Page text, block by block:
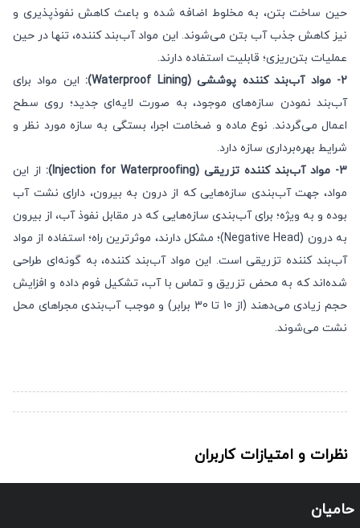
حین ساخت بتن، به مخلوط اضافه شده و باعث كاهش نفوذ‌پذیری و
نیز كاهش جذب آب بتن می‌شوند. این مواد آب‌بند کننده، تنها در حین
عملیات بتن‌ریزی؛ قابلیت استفاده دارند.
2- مواد آب‌بند كننده پوششی (Waterproof Lining):
این مواد برای
آب‌بند نمودن سازه‌های موجود، به صورت لایه‌ای جدید؛ روی سطح
اعمال می‌گردند. نوع ماده و ضخامت اجرا، بستگی به سازه مورد نظر و
شرایط بهره‌برداری سازه دارد.
3- مواد آب‌بند كننده تزریقی (Injection for Waterproofing):
از این
مواد، جهت آب‌بندی سازه‌هایی که از درون به بیرون، دارای نشت آب
بوده و به ویژه؛ برای آب‌بندی سازه‌هایی که در مقابل نفوذ آب، از بیرون
به درون (Negative Head)؛ مشکل دارند، موثرترین راه؛ استفاده از مواد
آب‌بند كننده تزریقی است. این مواد آب‌بند کننده، به گونه‌ای طراحی
شده‌اند كه به محض تزریق و تماس با آب، تشكیل فوم داده و افزایش
حجم زیادی می‌دهند (از 10 تا 30 برابر) و موجب آب‌بندی مجراهای محل
نشت می‌شوند.
نظرات و امتیازات کاربران
حامیان